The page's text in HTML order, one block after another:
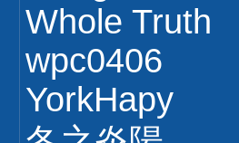
Whole Truth
wpc0406
YorkHapy